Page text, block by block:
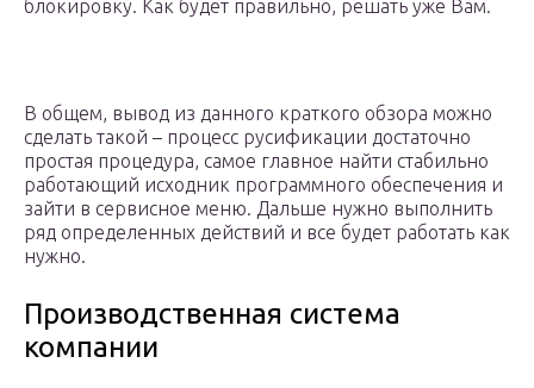
блокировку. Как будет правильно, решать уже Вам.
В общем, вывод из данного краткого обзора можно
сделать такой – процесс русификации достаточно
простая процедура, самое главное найти стабильно
работающий исходник программного обеспечения и
зайти в сервисное меню. Дальше нужно выполнить
ряд определенных действий и все будет работать как
нужно.
Производственная система
компании